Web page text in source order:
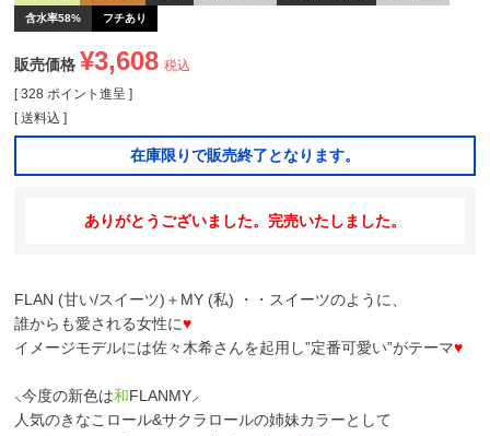
含水率58% フチあり
販売価格 ¥3,608 税込
[ 328 ポイント進呈 ]
送料込
在庫限りで販売終了となります。
ありがとうございました。完売いたしました。
FLAN (甘い/スイーツ)＋MY (私) ・・スイーツのように、
誰からも愛される女性に♥
イメージモデルには佐々木希さんを起用し”定番可愛い”がテーマ♥
⸜今度の新色は和FLANMY⸝
人気のきなこロール&サクラロールの姉妹カラーとして